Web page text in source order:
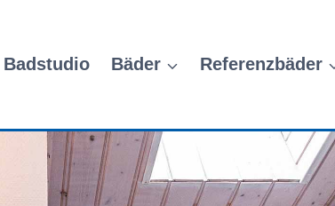
Badstudio Bäder Referenzbäder